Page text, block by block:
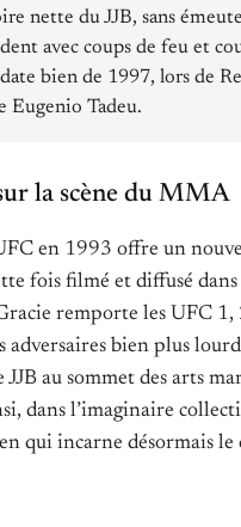
nette du JJB, sans
avec coups de feu et
bien de 1997, lors de
Eugenio Tadeu.
la scène du MMA
en 1993 offre un
fois filmé et diffusé dans
remporte les UFC 1,
adversaires bien plus
au sommet des arts
dans l’imaginaire
qui incarne désormais le